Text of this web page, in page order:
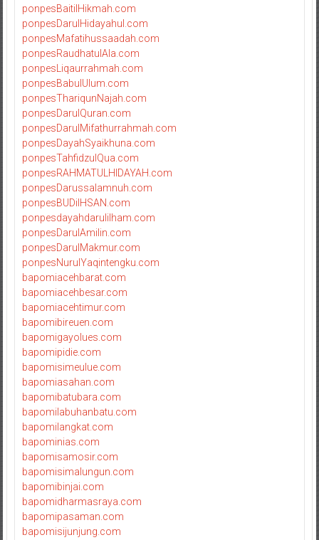
ponpesBaitilHikmah.com
ponpesDarulHidayahul.com
ponpesMafatihussaadah.com
ponpesRaudhatulAla.com
ponpesLiqaurrahmah.com
ponpesBabulUlum.com
ponpesThariqunNajah.com
ponpesDarulQuran.com
ponpesDarulMifathurrahmah.com
ponpesDayahSyaikhuna.com
ponpesTahfidzulQua.com
ponpesRAHMATULHIDAYAH.com
ponpesDarussalamnuh.com
ponpesBUDiIHSAN.com
ponpesdayahdarulilham.com
ponpesDarulAmilin.com
ponpesDarulMakmur.com
ponpesNurulYaqintengku.com
bapomiacehbarat.com
bapomiacehbesar.com
bapomiacehtimur.com
bapomibireuen.com
bapomigayolues.com
bapomipidie.com
bapomisimeulue.com
bapomiasahan.com
bapomibatubara.com
bapomilabuhanbatu.com
bapomilangkat.com
bapominias.com
bapomisamosir.com
bapomisimalungun.com
bapomibinjai.com
bapomidharmasraya.com
bapomipasaman.com
bapomisijunjung.com